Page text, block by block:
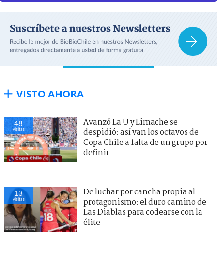
VISTO AHORA
48
visitas
Avanzó La U y Limache se
despidió: así van los octavos de
Copa Chile a falta de un grupo por
definir
13
visitas
De luchar por cancha propia al
protagonismo: el duro camino de
Las Diablas para codearse con la
élite